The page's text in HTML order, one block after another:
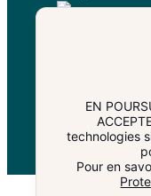
EN
technologies
Pour en